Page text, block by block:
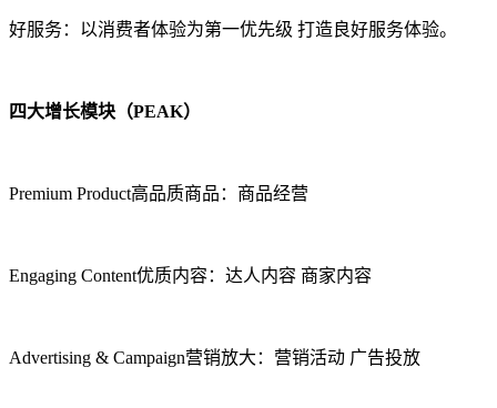
好服务：以消费者体验为第一优先级 打造良好服务体验。
四大增长模块（PEAK）
Premium Product高品质商品：商品经营
Engaging Content优质内容：达人内容 商家内容
Advertising & Campaign营销放大：营销活动 广告投放